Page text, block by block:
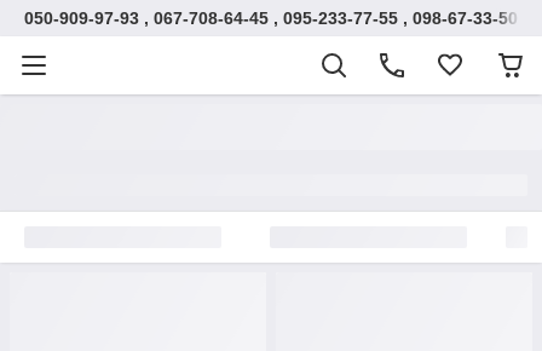
050-909-97-93 , 067-708-64-45 , 095-233-77-55 , 098-67-33-500